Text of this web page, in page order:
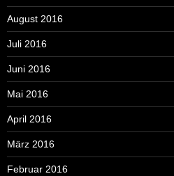
August 2016
Juli 2016
Juni 2016
Mai 2016
April 2016
März 2016
Februar 2016